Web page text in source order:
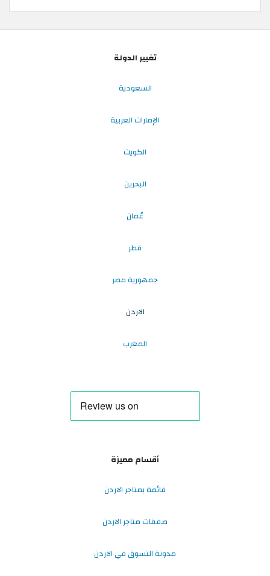
تغيير الدولة
السعودية
الإمارات العربية
الكويت
البحرين
عُمان
قطر
جمهورية مصر
الاردن
المغرب
أقسام مميزة
قائمة بمتاجر الاردن
صفقات متاجر الاردن
مدونة التسوق في الاردن